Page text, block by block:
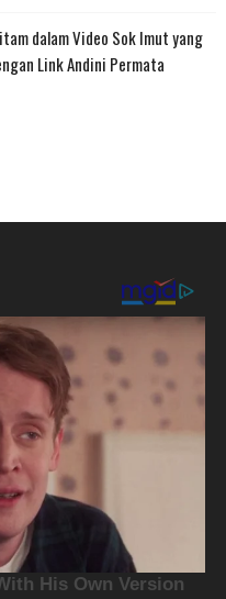
dalam Video Sok Imut yang
Link Andini Permata